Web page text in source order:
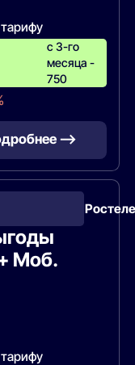
с 3-го
месяца -
750
—>
Моб.